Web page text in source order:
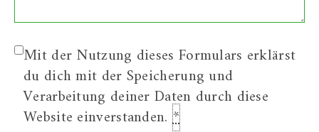
Mit der Nutzung dieses Formulars erklärst
du dich mit der Speicherung und
Verarbeitung deiner Daten durch diese
Website einverstanden. *